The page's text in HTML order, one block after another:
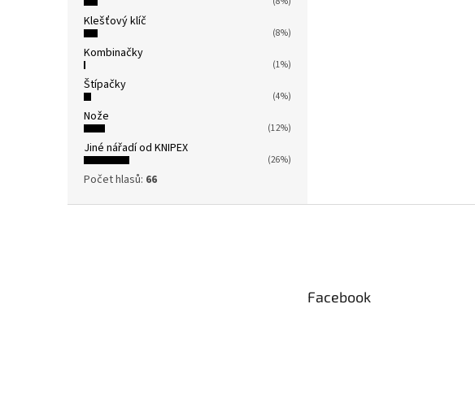
Klešťový klíč
(8%)
Kombinačky
(1%)
Štípačky
(4%)
Nože
(12%)
Jiné nářadí od KNIPEX
(26%)
Počet hlasů: 66
Facebook